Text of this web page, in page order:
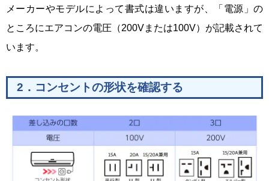
メーカーやモデルによって書式は違いますが、「電源」の
ところにエアコンの電圧（200Vまたは100V）が記載されて
います。
2．コンセントの形状を確認する